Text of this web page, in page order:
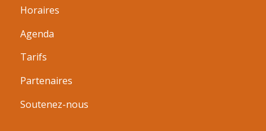
Horaires
Agenda
Tarifs
Partenaires
Soutenez-nous